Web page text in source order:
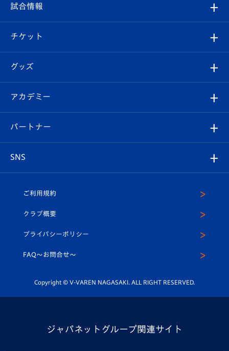
試合情報
チケット
イベント
メディア
ホームタウン
クラブ概要
エンブレム紹介
スタッフプロフィール
マスコット紹介
平和祈念活動
ホームタウン活動
観戦ルール
はじめての観戦ガイド
Revive Team
ヴィヴィくんの長崎おもてなしガイド
試合情報
試合日程/結果
フォトギャラリー
スタジアムグルメ
チケット
チケット
V-LOVERS（ファンクラブ）
プレイヤーズスイート
グッズ
オンラインショップ
店舗情報
アカデミー
育成からのお知らせ
U-18
スクール
パートナー
SNS
ヴィヴィくんインスタグラム
公式LINE＠
ご利用規約
クラブ概要
プライバシーポリシー
FAQ〜お問合せ〜
Copyright © V-VAREN NAGASAKI. ALL RIGHT RESERVED.
ジャパネットグループ関連サイト